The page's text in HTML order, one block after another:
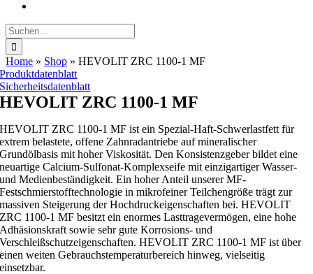
Suche
nach:
Home » Shop » HEVOLIT ZRC 1100-1 MF
Produktdatenblatt
Sicherheitsdatenblatt
HEVOLIT ZRC 1100-1 MF
HEVOLIT ZRC 1100-1 MF ist ein Spezial-Haft-Schwerlastfett für
extrem belastete, offene Zahnradantriebe auf mineralischer
Grundölbasis mit hoher Viskosität. Den Konsistenzgeber bildet eine
neuartige Calcium-Sulfonat-Komplexseife mit einzigartiger Wasser-
und Medienbeständigkeit. Ein hoher Anteil unserer MF-
Festschmierstofftechnologie in mikrofeiner Teilchengröße trägt zur
massiven Steigerung der Hochdruckeigenschaften bei. HEVOLIT
ZRC 1100-1 MF besitzt ein enormes Lasttragevermögen, eine hohe
Adhäsionskraft sowie sehr gute Korrosions- und
Verschleißschutzeigenschaften. HEVOLIT ZRC 1100-1 MF ist über
einen weiten Gebrauchstemperaturbereich hinweg, vielseitig
einsetzbar.